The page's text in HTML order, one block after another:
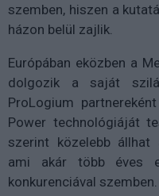
szemben, hiszen a
házon belül zajlik.
Európában eközben a
dolgozik a saját
ProLogium
Power technológiáját
szerint közelebb állhat
ami akár több éves
konkurenciával szemben.